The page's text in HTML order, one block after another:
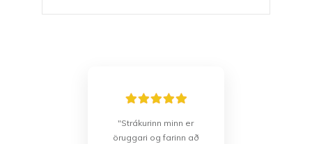
"Strákurinn minn er
öruggari og farinn að